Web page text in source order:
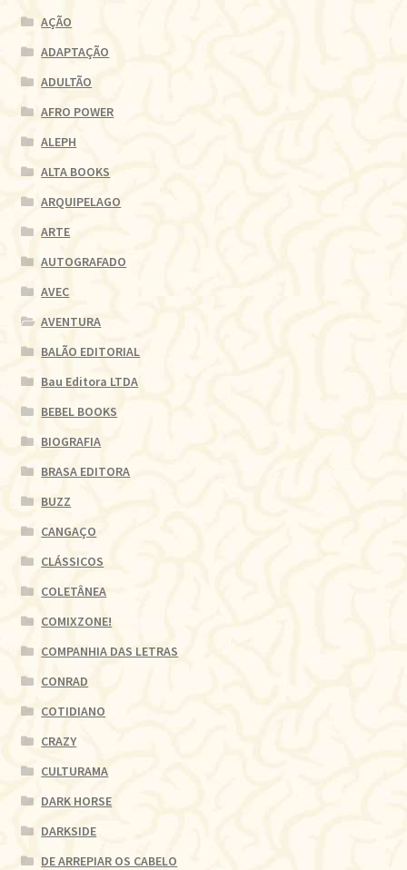
AÇÃO
ADAPTAÇÃO
ADULTÃO
AFRO POWER
ALEPH
ALTA BOOKS
ARQUIPELAGO
ARTE
AUTOGRAFADO
AVEC
AVENTURA
BALÃO EDITORIAL
Bau Editora LTDA
BEBEL BOOKS
BIOGRAFIA
BRASA EDITORA
BUZZ
CANGAÇO
CLÁSSICOS
COLETÂNEA
COMIXZONE!
COMPANHIA DAS LETRAS
CONRAD
COTIDIANO
CRAZY
CULTURAMA
DARK HORSE
DARKSIDE
DE ARREPIAR OS CABELO